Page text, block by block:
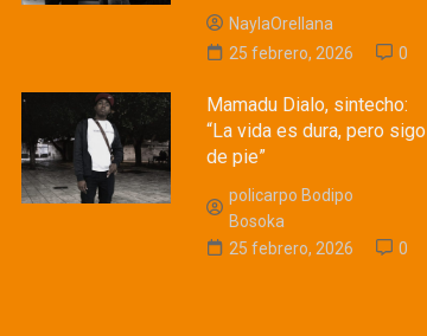
NaylaOrellana
25 febrero, 2026
0
Mamadu Dialo, sintecho:
“La vida es dura, pero sigo
de pie”
policarpo Bodipo
Bosoka
25 febrero, 2026
0